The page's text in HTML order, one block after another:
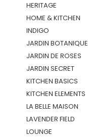
HERITAGE
HOME & KITCHEN
INDIGO
JARDIN BOTANIQUE
JARDIN DE ROSES
JARDIN SECRET
KITCHEN BASICS
KITCHEN ELEMENTS
LA BELLE MAISON
LAVENDER FIELD
LOUNGE